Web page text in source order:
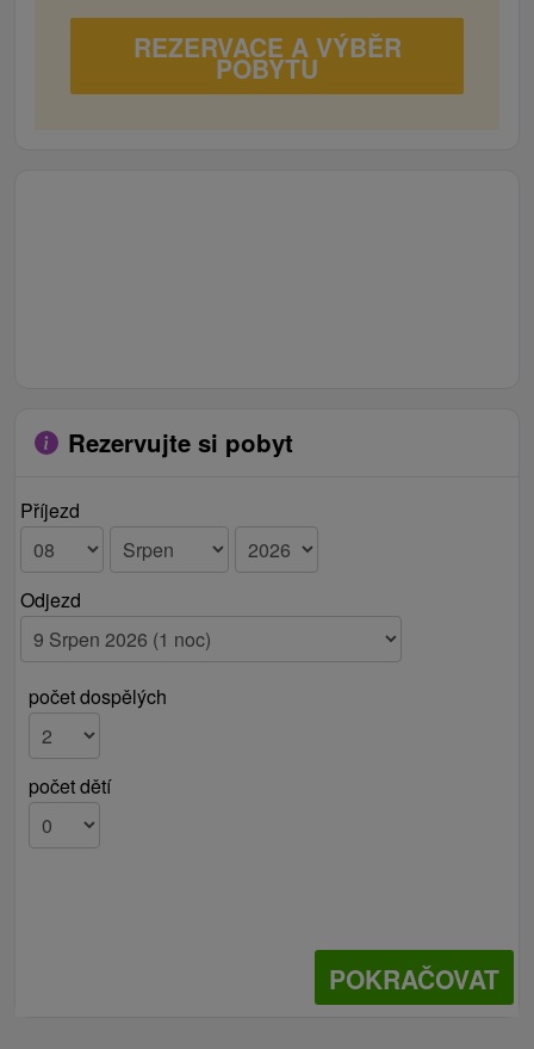
REZERVACE A VÝBĚR
POBYTU
Rezervujte si pobyt
Příjezd
Odjezd
počet dospělých
počet dětí
POKRAČOVAT